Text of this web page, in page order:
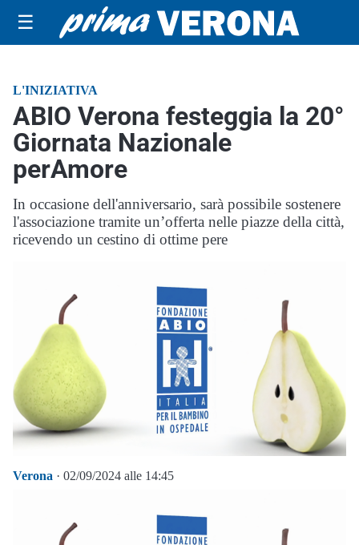
☰
L'INIZIATIVA
ABIO Verona festeggia la 20°
Giornata Nazionale
perAmore
In occasione dell'anniversario, sarà possibile sostenere
l'associazione tramite un’offerta nelle piazze della città,
ricevendo un cestino di ottime pere
Verona · 02/09/2024 alle 14:45